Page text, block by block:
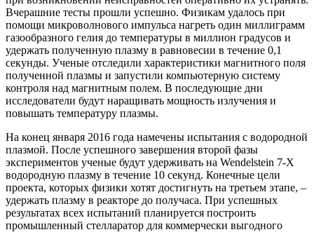
Вчерашние тесты прошли успешно. Физикам удалось при
помощи микроволнового импульса нагреть один миллиграмм
газообразного гелия до температуры в миллион градусов и
удержать полученную плазму в равновесии в течение 0,1
секунды. Ученые отследили характеристики магнитного поля
полученной плазмы и запустили компьютерную систему
контроля над магнитным полем. В последующие дни
исследователи будут наращивать мощность излучения и
повышать температуру плазмы.
На конец января 2016 года намечены испытания с водородной
плазмой. После успешного завершения второй фазы
экспериментов ученые будут удерживать на Wendelstein 7-X
водородную плазму в течение 10 секунд. Конечные цели
проекта, которых физики хотят достигнуть на третьем этапе, –
удержать плазму в реакторе до получаса. При успешных
результатах всех испытаний планируется построить
промышленный стелларатор для коммерчески выгодного